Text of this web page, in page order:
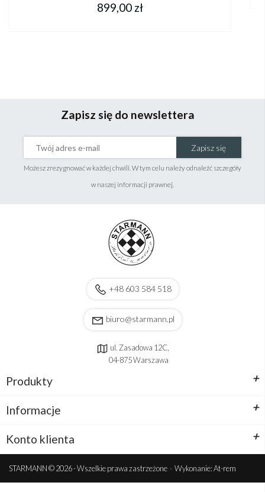
899,00 zł
Zapisz się do newslettera
Zapisz się
Możesz zrezygnować w każdej chwili. W tym celu należy odnaleźć szczegóły
w naszej informacji prawnej.
+48 603 584 518
biuro@starmann.pl
ul. Zasadowa 12C,
04-875 Warszawa
Produkty +
Informacje +
Konto klienta +
STARMANN © 2026 - Wszelkie prawa zastrzeżone • Wykonanie: At-rem